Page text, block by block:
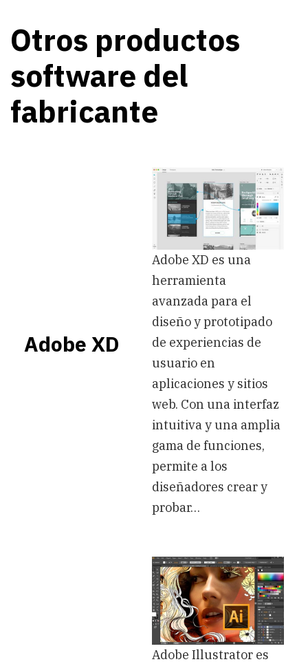
Otros productos
software del
fabricante
Adobe XD
Adobe XD es una
herramienta
avanzada para el
diseño y prototipado
de experiencias de
usuario en
aplicaciones y sitios
web. Con una interfaz
intuitiva y una amplia
gama de funciones,
permite a los
diseñadores crear y
probar…
Adobe Illustrator es